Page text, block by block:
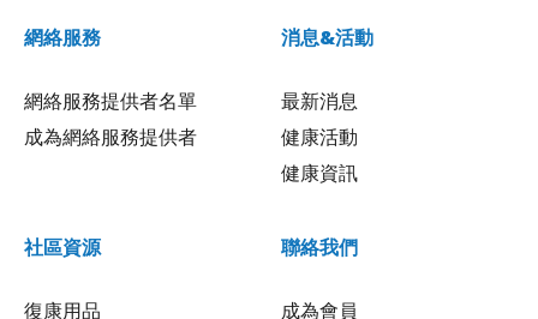
網絡服務
網絡服務提供者名單
成為網絡服務提供者
消息&活動
最新消息
健康活動
健康資訊
社區資源
復康用品
聯絡我們
成為會員